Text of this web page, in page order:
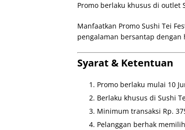
Promo berlaku khusus di outlet
Manfaatkan Promo Sushi Tei
pengalaman bersantap
Syarat & Ketentuan
Promo berlaku mulai 10
Berlaku khusus di Sushi
Minimum transaksi Rp.
Pelanggan berhak